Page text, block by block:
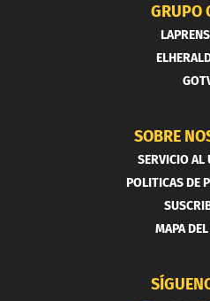
GRUPO
SOBRE
SERVICIO AL
POLITICAS DE
MAPA